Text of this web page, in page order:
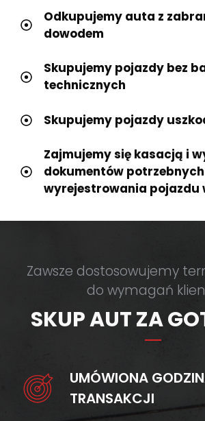
Odkupujemy auta z
dowodem
Skupujemy pojazdy bez
technicznych
Skupujemy pojazdy
Zajmujemy się kasacją i
dokumentów
wyrejestrowania pojazdu
Zawsze dostosowujemy
do wymagań
SKUP AUT ZA
UMÓWIONA
TRANSAKCJI